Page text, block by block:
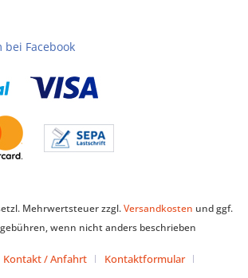
Facebook
Mehrwertsteuer zzgl.Versandkosten und ggf.
wenn nicht anders beschrieben
Kontakt / Anfahrt
Kontaktformular